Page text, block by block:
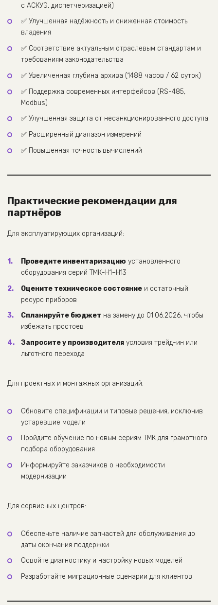
с АСКУЭ, диспетчеризацией)
✅ Улучшенная надёжность и сниженная стоимость
владения
✅ Соответствие актуальным отраслевым стандартам и
требованиям законодательства
✅ Увеличенная глубина архива (1488 часов / 62 суток)
✅ Поддержка современных интерфейсов (RS-485,
Modbus)
✅ Улучшенная защита от несанкционированного доступа
✅ Расширенный диапазон измерений
✅ Повышенная точность вычислений
Практические рекомендации для
партнёров
Для эксплуатирующих организаций:
Проведите инвентаризацию установленного
оборудования серий ТМК-Н1–Н13
Оцените техническое состояние и остаточный
ресурс приборов
Спланируйте бюджет на замену до 01.06.2026, чтобы
избежать простоев
Запросите у производителя условия трейд-ин или
льготного перехода
Для проектных и монтажных организаций:
Обновите спецификации и типовые решения, исключив
устаревшие модели
Пройдите обучение по новым сериям ТМК для грамотного
подбора оборудования
Информируйте заказчиков о необходимости
модернизации
Для сервисных центров:
Обеспечьте наличие запчастей для обслуживания до
даты окончания поддержки
Освойте диагностику и настройку новых моделей
Разработайте миграционные сценарии для клиентов